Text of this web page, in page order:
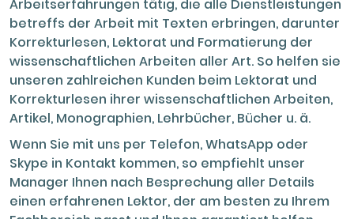
Arbeitserfahrungen tätig, die alle Dienstleistungen
betreffs der Arbeit mit Texten erbringen, darunter
Korrekturlesen, Lektorat und Formatierung der
wissenschaftlichen Arbeiten aller Art. So helfen sie
unseren zahlreichen Kunden beim Lektorat und
Korrekturlesen ihrer wissenschaftlichen Arbeiten,
Artikel, Monographien, Lehrbücher, Bücher u. ä.
Wenn Sie mit uns per Telefon, WhatsApp oder
Skype in Kontakt kommen, so empfiehlt unser
Manager Ihnen nach Besprechung aller Details
einen erfahrenen Lektor, der am besten zu Ihrem